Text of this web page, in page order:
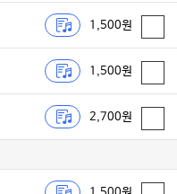
1,500원
1,500원
2,700원